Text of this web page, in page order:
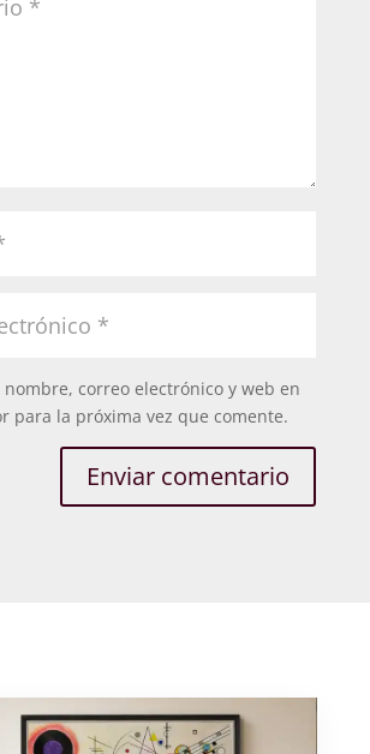
nombre, correo electrónico y web en
para la próxima vez que comente.
Enviar comentario